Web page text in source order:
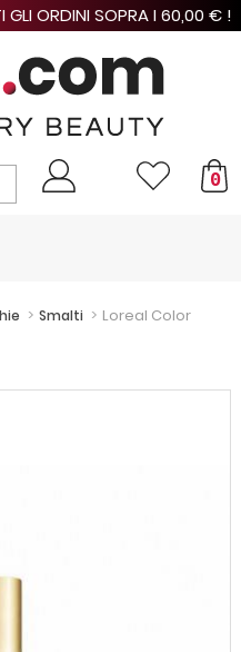
GLI ORDINI SOPRA I 60,00 € !
0
> Smalti > Loreal Color